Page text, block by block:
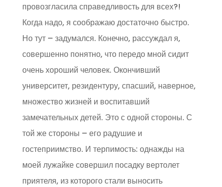
провозгласила справедливость для всех?!
Когда надо, я соображаю достаточно быстро.
Но тут – задумался. Конечно, рассуждал я,
совершенно понятно, что передо мной сидит
очень хороший человек. Окончивший
университет, резидентуру, спасший, наверное,
множество жизней и воспитавший
замечательных детей. Это с одной стороны. С
той же стороны – его радушие и
гостеприимство. И терпимость: однажды на
моей лужайке совершил посадку вертолет
приятеля, из которого стали выносить